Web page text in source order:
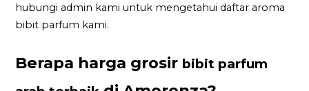
hubungi admin kami untuk mengetahui daftar aroma
bibit parfum kami.
Berapa harga grosir bibit parfum